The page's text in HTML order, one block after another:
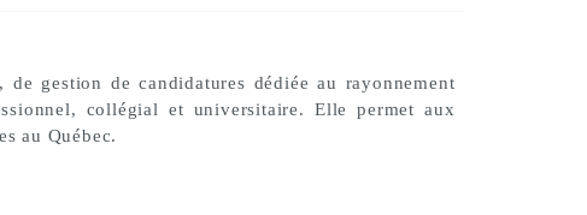
gestion de candidatures dédiée au rayonnement
collégial et universitaire. Elle permet aux
au Québec.